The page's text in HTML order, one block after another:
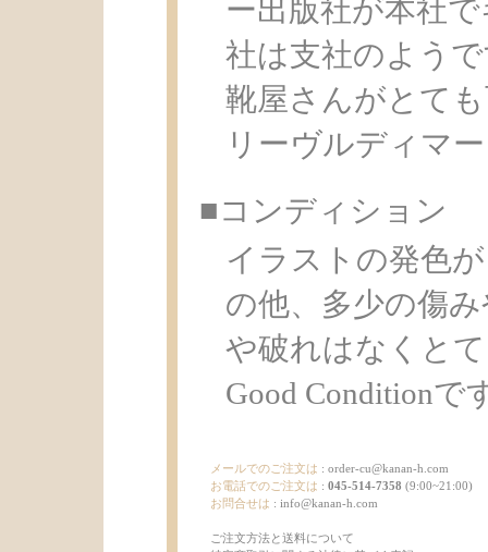
ー出版社が本社
社は支社のよう
靴屋さんがとて
リーヴルディマ
■コンディション
イラストの発色
の他、多少の傷
や破れはなくと
Good Conditionで
メールでのご注文は : order-cu@kanan-h.com
お電話でのご注文は : 045-514-7358 (9:00~21:00)
お問合せは : info@kanan-h.com
ご注文方法と送料について